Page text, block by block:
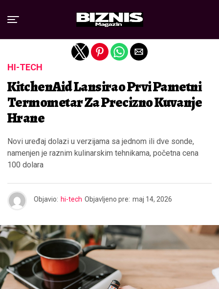
HI-TECH
KitchenAid Lansirao Prvi Pametni
Termometar Za Precizno Kuvanje
Hrane
Novi uređaj dolazi u verzijama sa jednom ili dve sonde,
namenjen je raznim kulinarskim tehnikama, početna cena
100 dolara
Objavio: hi-tech Objavljeno pre: maj 14, 2026
Exit mobile version